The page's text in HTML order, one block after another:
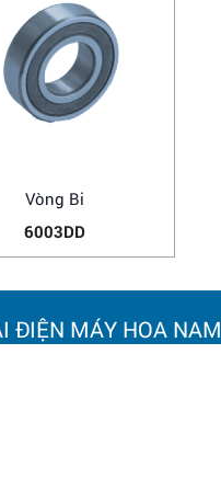
Vòng Bi
6003DD
ĐIỆN MÁY HOA NAM